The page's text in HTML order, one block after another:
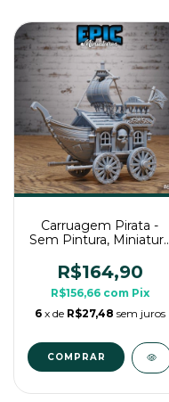
Carruagem Pirata -
Sem Pintura, Miniatura
de Mesa
R$164,90
R$156,66 com Pix
6 x de R$27,48 sem juros